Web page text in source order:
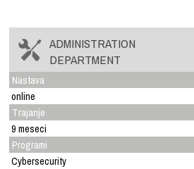
ADMINISTRATION
DEPARTMENT
Nastava
online
Trajanje
9 meseci
Programi
Cybersecurity